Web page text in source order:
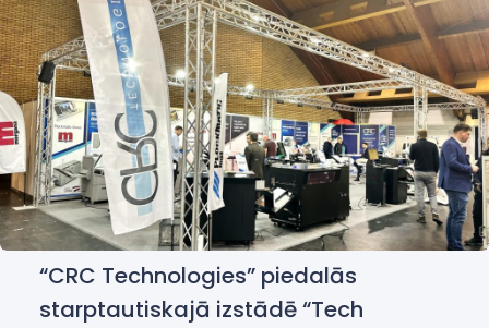
“CRC Technologies” piedalās
starptautiskajā izstādē “Tech